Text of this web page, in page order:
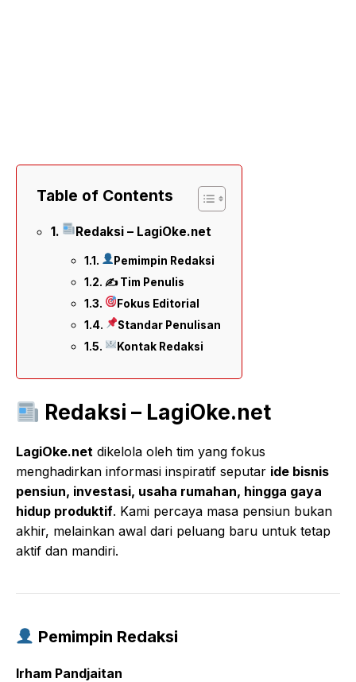
Table of Contents
Redaksi – LagiOke.net
Pemimpin Redaksi
✍️ Tim Penulis
Fokus Editorial
Standar Penulisan
Kontak Redaksi
Redaksi – LagiOke.net
LagiOke.net dikelola oleh tim yang fokus
menghadirkan informasi inspiratif seputar ide bisnis
pensiun, investasi, usaha rumahan, hingga gaya
hidup produktif. Kami percaya masa pensiun bukan
akhir, melainkan awal dari peluang baru untuk tetap
aktif dan mandiri.
Pemimpin Redaksi
Irham Pandjaitan